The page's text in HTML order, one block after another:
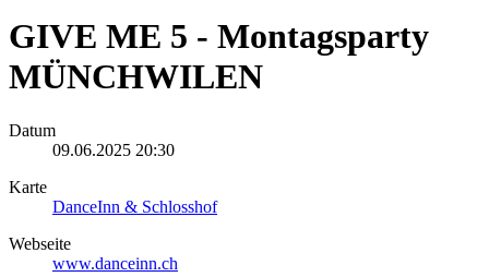
GIVE ME 5 - Montagsparty
MÜNCHWILEN
Datum
09.06.2025 20:30
Karte
DanceInn & Schlosshof
Webseite
www.danceinn.ch